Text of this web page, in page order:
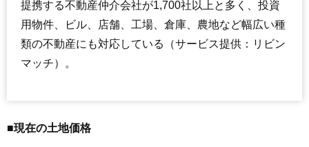
提携する不動産仲介会社が1,700社以上と多く、投資
用物件、ビル、店舗、工場、倉庫、農地など幅広い種
類の不動産にも対応している（サービス提供：リビン
マッチ）。
■現在の土地価格